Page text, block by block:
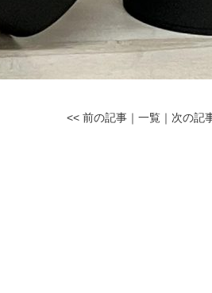
<< 前の記事 ｜ 一覧 ｜ 次の記